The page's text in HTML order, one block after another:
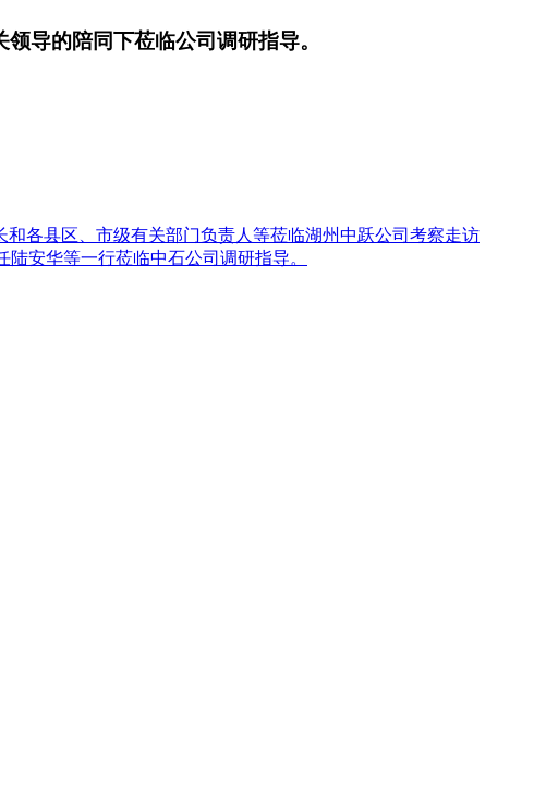
导的陪同下莅临公司调研指导。
各县区、市级有关部门负责人等莅临湖州中跃公司考察走访
安华等一行莅临中石公司调研指导。